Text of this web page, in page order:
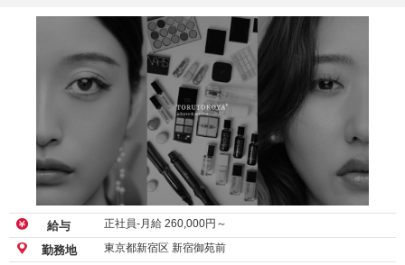
給与 正社員-月給 260,000円～
勤務地 東京都新宿区 新宿御苑前